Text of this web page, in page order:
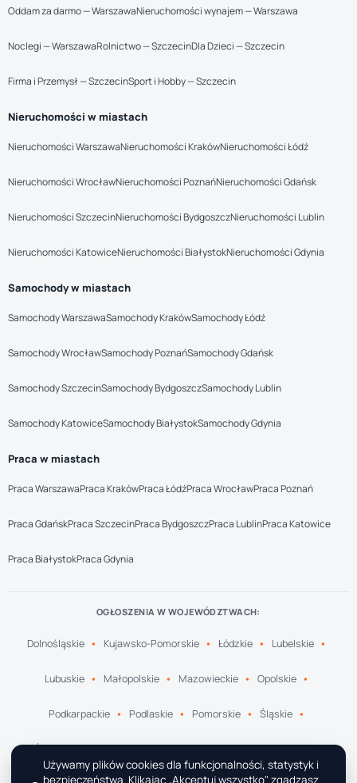
Oddam za darmo — WarszawaNieruchomości wynajem — Warszawa
Noclegi — WarszawaRolnictwo — SzczecinDla Dzieci — Szczecin
Firma i Przemysł — SzczecinSport i Hobby — Szczecin
Nieruchomości w miastach
Nieruchomości WarszawaNieruchomości KrakówNieruchomości Łódź
Nieruchomości WrocławNieruchomości PoznańNieruchomości Gdańsk
Nieruchomości SzczecinNieruchomości BydgoszczNieruchomości Lublin
Nieruchomości KatowiceNieruchomości BiałystokNieruchomości Gdynia
Samochody w miastach
Samochody WarszawaSamochody KrakówSamochody Łódź
Samochody WrocławSamochody PoznańSamochody Gdańsk
Samochody SzczecinSamochody BydgoszczSamochody Lublin
Samochody KatowiceSamochody BiałystokSamochody Gdynia
Praca w miastach
Praca WarszawaPraca KrakówPraca ŁódźPraca WrocławPraca Poznań
Praca GdańskPraca SzczecinPraca BydgoszczPraca LublinPraca Katowice
Praca BiałystokPraca Gdynia
OGŁOSZENIA W WOJEWÓDZTWACH:
Dolnośląskie Kujawsko-Pomorskie Łódzkie Lubelskie
Lubuskie Małopolskie Mazowieckie Opolskie
Podkarpackie Podlaskie Pomorskie Śląskie
Świętokrzyskie Warmińsko-Mazurskie Wielkopolskie
Używamy plików cookies dla funkcjonalności, statystyk i
bezpieczeństwa. Klikając „Akceptuj wszystko" zgadzasz